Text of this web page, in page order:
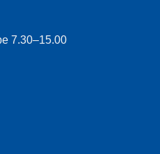
7.30–15.00